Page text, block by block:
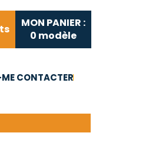
MON PANIER :
0 modèle
CONTACTER